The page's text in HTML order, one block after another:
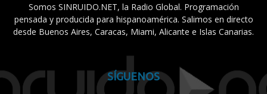
Somos SINRUIDO.NET, la Radio Global. Programación
pensada y producida para hispanoamérica. Salimos en directo
desde Buenos Aires, Caracas, Miami, Alicante e Islas Canarias.
SÍGUENOS